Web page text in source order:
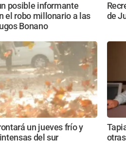
posible informante
el robo millonario a las
Bonano
de
un jueves frío y
del sur